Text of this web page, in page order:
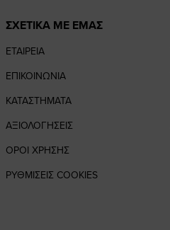
ΣΧΕΤΙΚΑ ΜΕ ΕΜΑΣ
ΕΤΑΙΡΕΙΑ
ΕΠΙΚΟΙΝΩΝΙΑ
ΚΑΤΑΣΤΗΜΑΤΑ
ΑΞΙΟΛΟΓΗΣΕΙΣ
ΟΡΟΙ ΧΡΗΣΗΣ
ΡΥΘΜΙΣΕΙΣ COOKIES